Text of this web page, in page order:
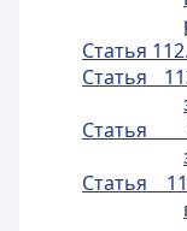
Статья
Статья
Статья
Статья